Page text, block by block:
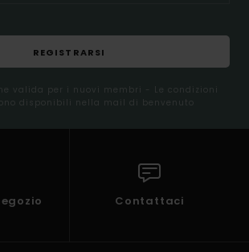
REGISTRARSI
valida per i nuovi membri - Le condizioni
disponibili nella mail di benvenuto
Contattaci